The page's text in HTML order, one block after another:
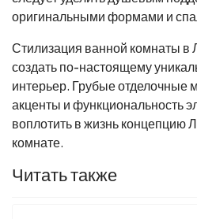
оригинальными формами и
Стилизация ванной комнаты в
создать по-настоящему
интерьер. Грубые отделочные
акценты и функциональность
воплотить в жизнь концепцию
комнате.
Читать также